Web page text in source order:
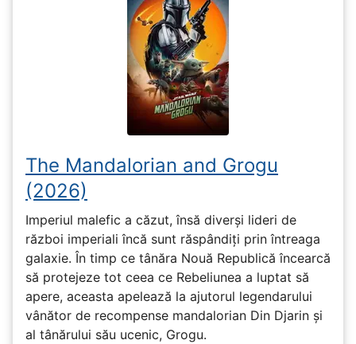
The Mandalorian and Grogu
(2026)
Imperiul malefic a căzut, însă diverși lideri de
război imperiali încă sunt răspândiți prin întreaga
galaxie. În timp ce tânăra Nouă Republică încearcă
să protejeze tot ceea ce Rebeliunea a luptat să
apere, aceasta apelează la ajutorul legendarului
vânător de recompense mandalorian Din Djarin și
al tânărului său ucenic, Grogu.